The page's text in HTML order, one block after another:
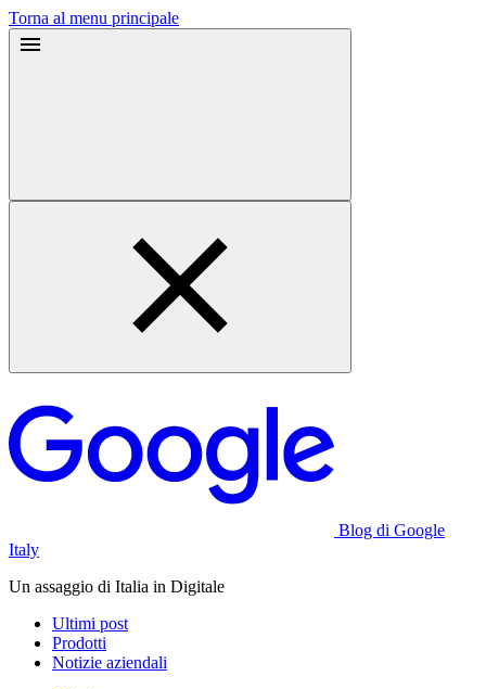
Torna al menu principale
Blog di Google
Italy
Un assaggio di Italia in Digitale
Ultimi post
Prodotti
Notizie aziendali